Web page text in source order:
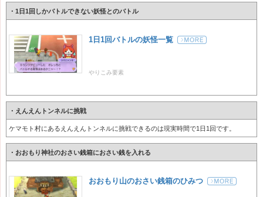
・1日1回しかバトルできない妖怪とのバトル
1日1回バトルの妖怪一覧
やりこみ要素
・えんえんトンネルに挑戦
ケマモト村にあるえんえんトンネルに挑戦できるのは現実時間で1日1回です。
・おおもり神社のおさい銭箱におさい銭を入れる
おおもり山のおさい銭箱のひみつ